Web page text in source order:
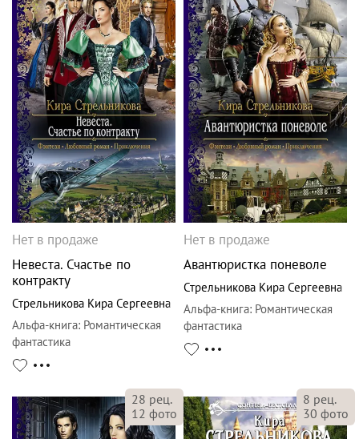
Нет в продаже
Невеста. Счастье по
контракту
Стрельникова Кира Сергеевна
Альфа-книга: Романтическая
фантастика
Нет в продаже
Авантюристка поневоле
Стрельникова Кира Сергеевна
Альфа-книга: Романтическая
фантастика
28 рец.
12 фото
8 рец.
30 фото